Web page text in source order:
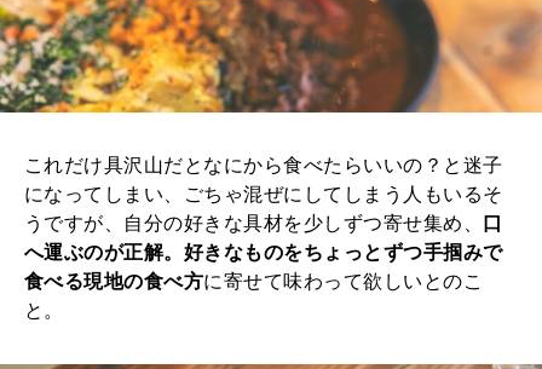
これだけ具沢山だとなにから食べたらいいの？と迷子
になってしまい、ごちゃ混ぜにしてしまう人もいるそ
うですが、自分の好きな具材を少しずつ寄せ集め、
口
へ運ぶのが正解。好きなものをちょっとずつ手掴みで
食べる現地の食べ方に寄せて味わって欲しいとのこ
と。